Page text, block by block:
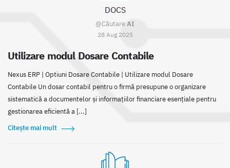
DOCS
@CăutareAI
28 Aug 2025
Utilizare modul Dosare Contabile
Nexus ERP | Optiuni Dosare Contabile | Utilizare modul Dosare
Contabile Un dosar contabil pentru o firmă presupune o organizare
sistematică a documentelor și informațiilor financiare esențiale pentru
gestionarea eficientă a [...]
Citește mai mult